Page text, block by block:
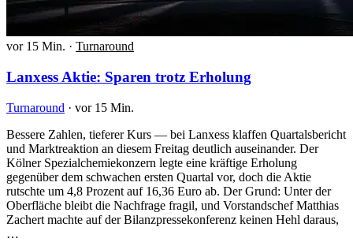
vor 15 Min. · Turnaround
Lanxess Aktie: Sparen trotz Erholung
Turnaround · vor 15 Min.
Bessere Zahlen, tieferer Kurs — bei Lanxess klaffen Quartalsbericht
und Marktreaktion an diesem Freitag deutlich auseinander. Der
Kölner Spezialchemiekonzern legte eine kräftige Erholung
gegenüber dem schwachen ersten Quartal vor, doch die Aktie
rutschte um 4,8 Prozent auf 16,36 Euro ab. Der Grund: Unter der
Oberfläche bleibt die Nachfrage fragil, und Vorstandschef Matthias
Zachert machte auf der Bilanzpressekonferenz keinen Hehl daraus,
…